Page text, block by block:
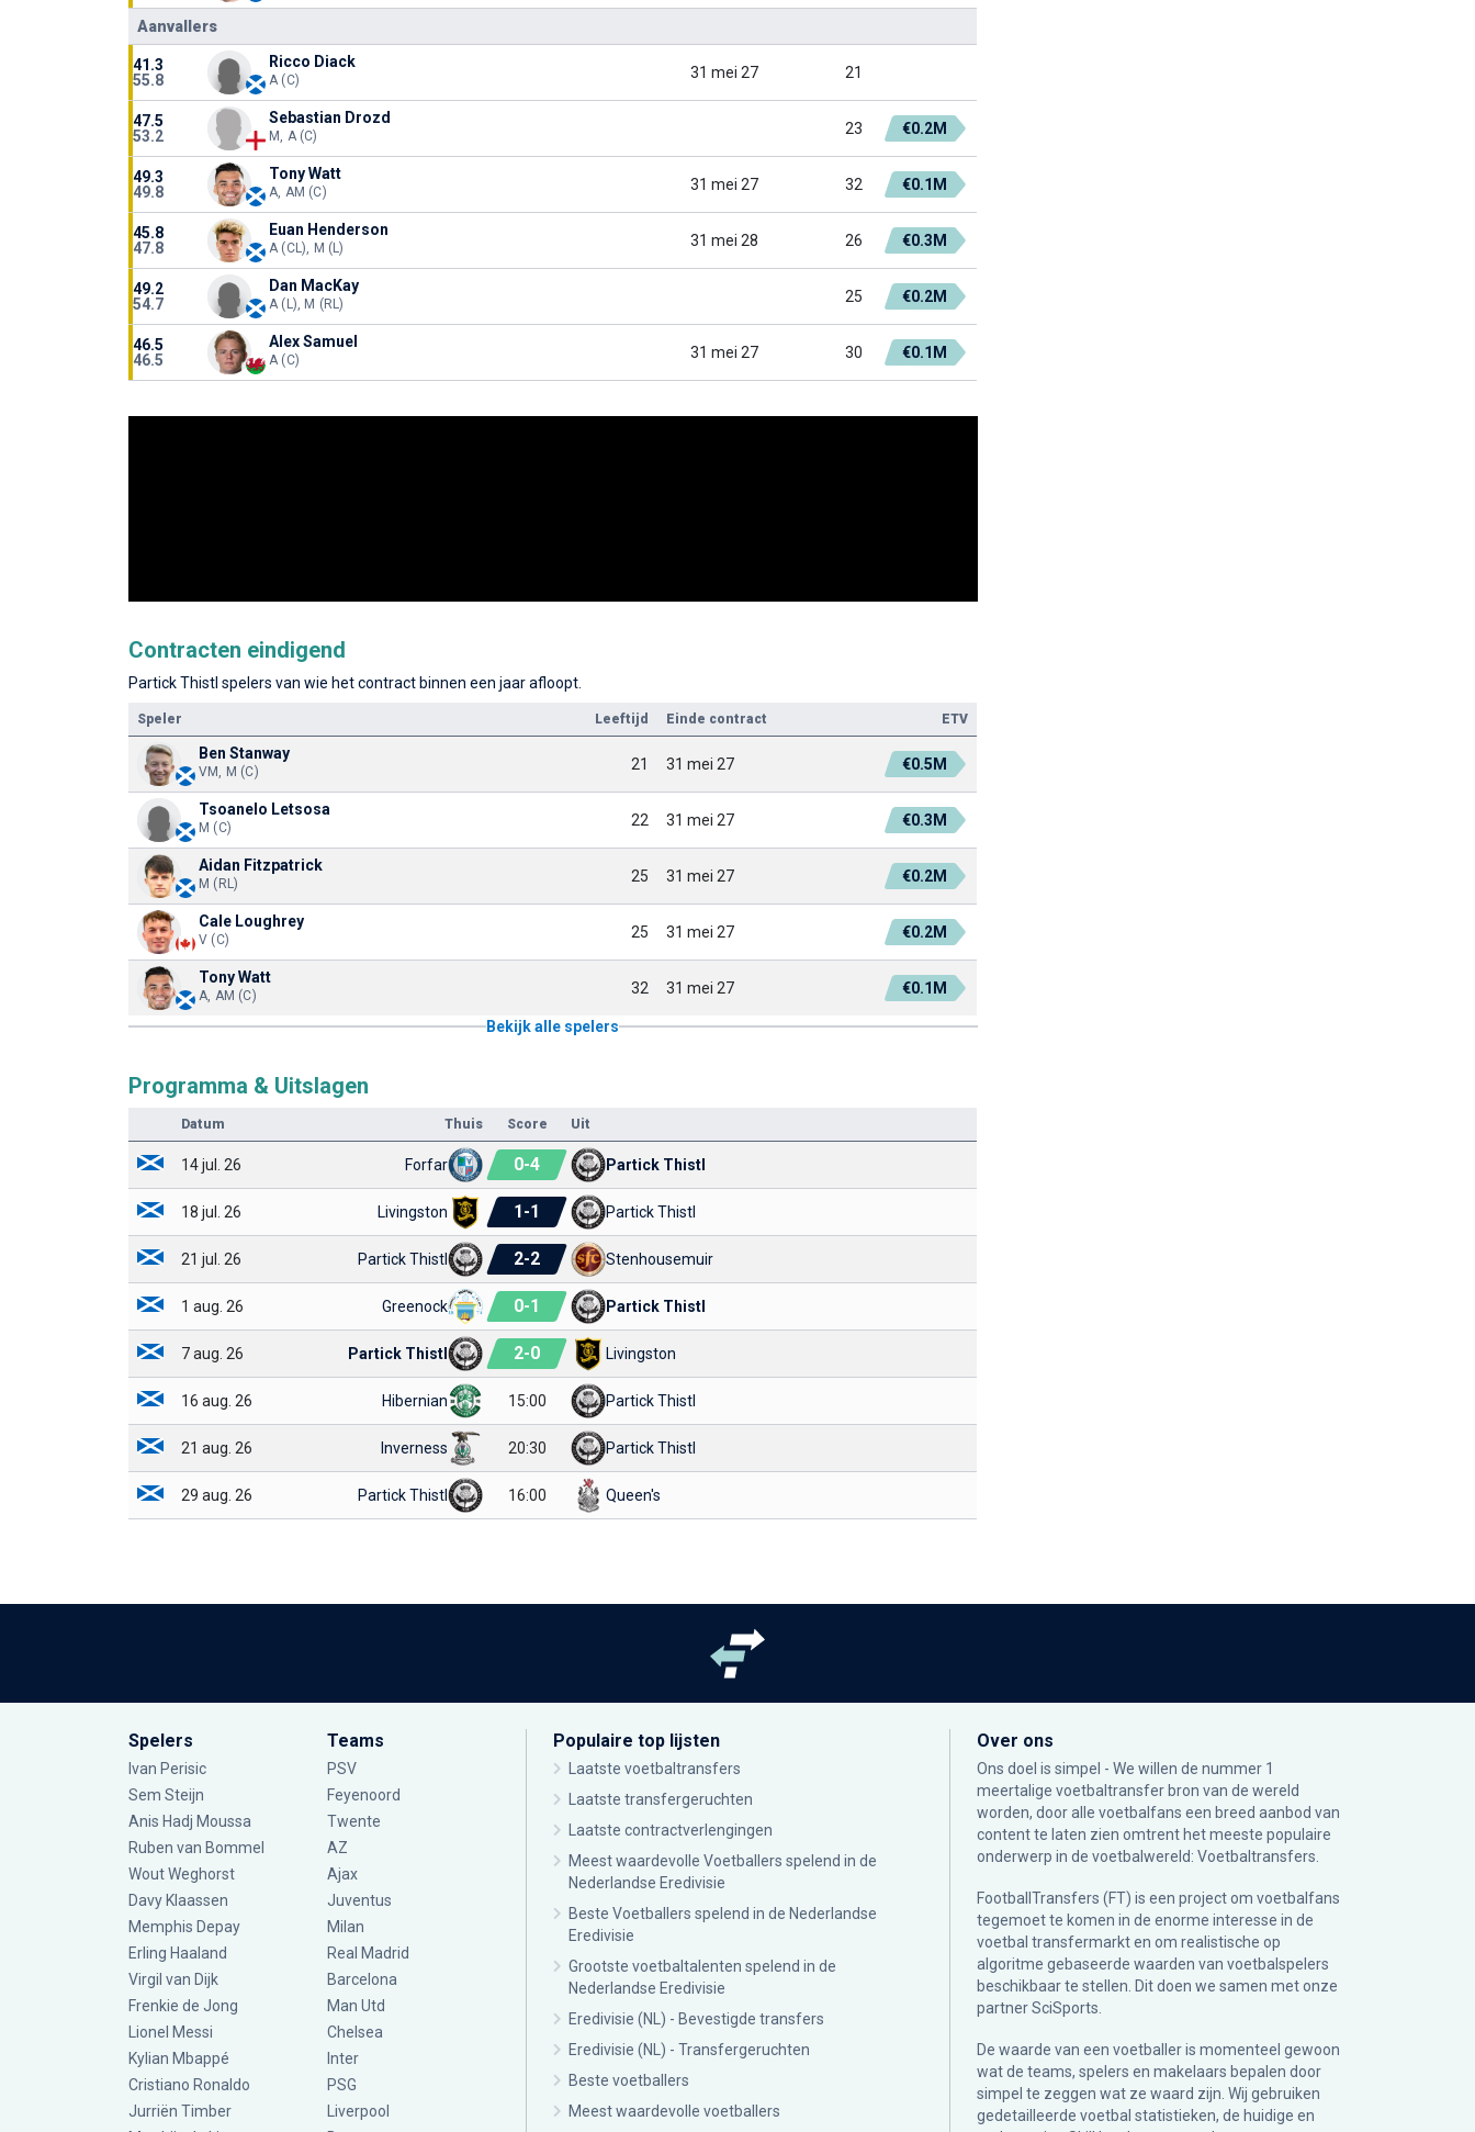
Aanvallers
41.3
55.8
Ricco Diack
A (C) 31 mei 27 21
47.5
53.2
Sebastian Drozd
M, A (C) 23 €0.2M
49.3
49.8
Tony Watt
A, AM (C) 31 mei 27 32 €0.1M
45.8
47.8
Euan Henderson
A (CL), M (L) 31 mei 28 26 €0.3M
49.2
54.7
Dan MacKay
A (L), M (RL) 25 €0.2M
46.5
46.5
Alex Samuel
A (C) 31 mei 27 30 €0.1M
Contracten eindigend
Partick Thistl spelers van wie het contract binnen een jaar afloopt.
Speler Leeftijd Einde contract ETV
Ben Stanway
VM, M (C) 21 31 mei 27 €0.5M
Tsoanelo Letsosa
M (C) 22 31 mei 27 €0.3M
Aidan Fitzpatrick
M (RL) 25 31 mei 27 €0.2M
Cale Loughrey
V (C) 25 31 mei 27 €0.2M
Tony Watt
A, AM (C) 32 31 mei 27 €0.1M
Bekijk alle spelers
Programma & Uitslagen
Datum Thuis Score Uit
14 jul. 26 Forfar 0-4 Partick Thistl
18 jul. 26 Livingston 1-1 Partick Thistl
21 jul. 26 Partick Thistl 2-2 Stenhousemuir
1 aug. 26 Greenock 0-1 Partick Thistl
7 aug. 26 Partick Thistl 2-0 Livingston
16 aug. 26 Hibernian 15:00 Partick Thistl
21 aug. 26 Inverness 20:30 Partick Thistl
29 aug. 26 Partick Thistl 16:00 Queen's
Spelers
Ivan Perisic
Sem Steijn
Anis Hadj Moussa
Ruben van Bommel
Wout Weghorst
Davy Klaassen
Memphis Depay
Erling Haaland
Virgil van Dijk
Frenkie de Jong
Lionel Messi
Kylian Mbappé
Cristiano Ronaldo
Jurriën Timber
Teams
PSV
Feyenoord
Twente
AZ
Ajax
Juventus
Milan
Real Madrid
Barcelona
Man Utd
Chelsea
Inter
PSG
Liverpool
Populaire top lijsten
Laatste voetbaltransfers
Laatste transfergeruchten
Laatste contractverlengingen
Meest waardevolle Voetballers spelend in de
Nederlandse Eredivisie
Beste Voetballers spelend in de Nederlandse
Eredivisie
Grootste voetbaltalenten spelend in de
Nederlandse Eredivisie
Eredivisie (NL) - Bevestigde transfers
Eredivisie (NL) - Transfergeruchten
Beste voetballers
Meest waardevolle voetballers
Over ons
Ons doel is simpel - We willen de nummer 1
meertalige voetbaltransfer bron van de wereld
worden, door alle voetbalfans een breed aanbod van
content te laten zien omtrent het meeste populaire
onderwerp in de voetbalwereld: Voetbaltransfers.
FootballTransfers (FT) is een project om voetbalfans
tegemoet te komen in de enorme interesse in de
voetbal transfermarkt en om realistische op
algoritme gebaseerde waarden van voetbalspelers
beschikbaar te stellen. Dit doen we samen met onze
partnerSciSports
De waarde van een voetballer is momenteel gewoon
wat de teams, spelers en makelaars bepalen door
simpel te zeggen wat ze waard zijn. Wij gebruiken
gedetailleerde voetbal statistieken, de huidige en